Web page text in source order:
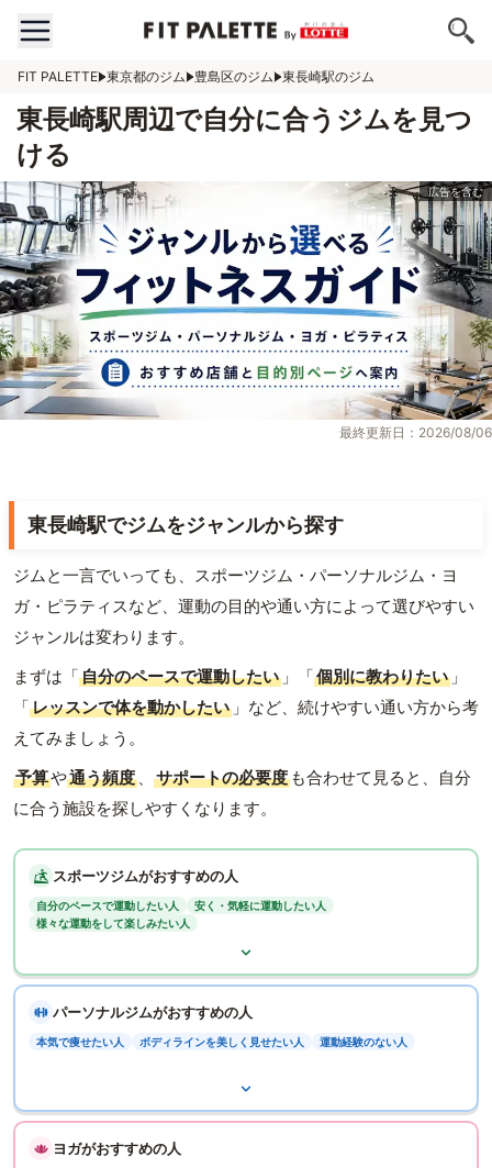
FIT PALETTE 東京都のジム 豊島区のジム 東長崎駅のジム
東長崎駅周辺で自分に合うジムを見つ
ける
最終更新日：2026/08/06
東長崎駅でジムをジャンルから探す
ジムと一言でいっても、スポーツジム・パーソナルジム・ヨ
ガ・ピラティスなど、運動の目的や通い方によって選びやすい
ジャンルは変わります。
まずは「自分のペースで運動したい 」「個別に教わりたい 」
「レッスンで体を動かしたい 」など、続けやすい通い方から考
えてみましょう。
予算や通う頻度 、 サポートの必要度 も合わせて見ると、自分
に合う施設を探しやすくなります。
スポーツジムがおすすめの人
自分のペースで運動したい人
安く・気軽に運動したい人
様々な運動をして楽しみたい人
パーソナルジムがおすすめの人
本気で痩せたい人 ボディラインを美しく見せたい人 運動経験のない人
ヨガがおすすめの人